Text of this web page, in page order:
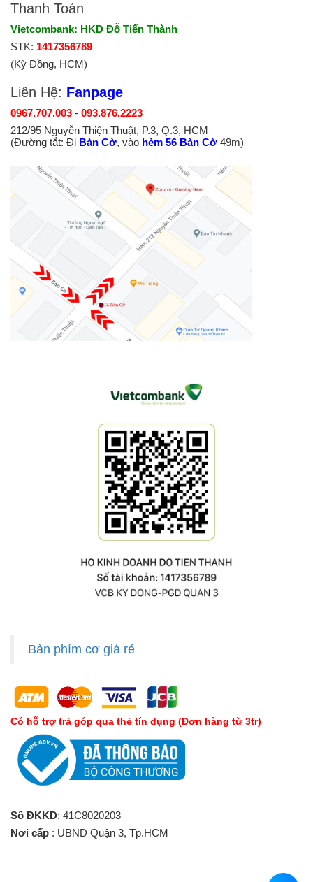
Thanh Toán
Vietcombank: HKD Đỗ Tiến Thành
STK: 1417356789
(Kỳ Đồng, HCM)
Liên Hệ: Fanpage
0967.707.003 - 093.876.2223
212/95 Nguyễn Thiện Thuật, P.3, Q.3, HCM
(Đường tắt: Đi Bàn Cờ, vào hẻm 56 Bàn Cờ 49m)
Bàn phím cơ giá rẻ
Có hỗ trợ trả góp qua thẻ tín dụng (Đơn hàng từ 3tr)
Số ĐKKD: 41C8020203
Nơi cấp : UBND Quận 3, Tp.HCM